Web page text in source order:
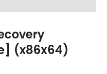
Portable
Clean